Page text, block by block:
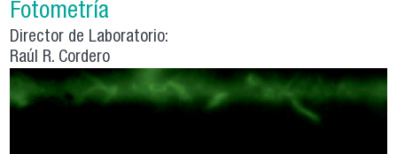
Fotometría
Director de Laboratorio:
Raúl R. Cordero